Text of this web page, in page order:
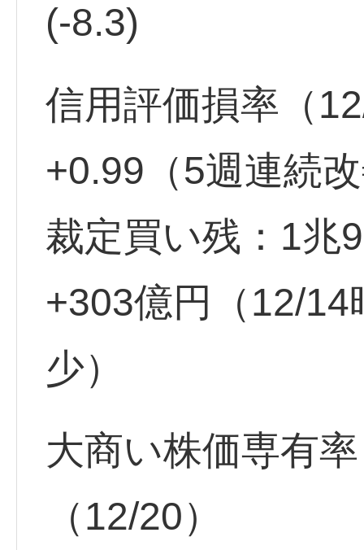
(-8.3)
信用評価損率（
+0.99（5週連続
裁定買い残：1
+303億円（12/
少）
大商い株価専
（12/20）